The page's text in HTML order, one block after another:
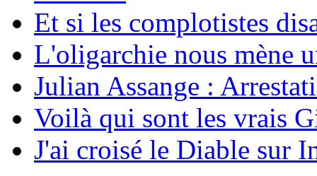
Et si les complotistes
L'oligarchie nous mène
Julian Assange :
Voilà qui sont les vrais
J'ai croisé le Diable sur